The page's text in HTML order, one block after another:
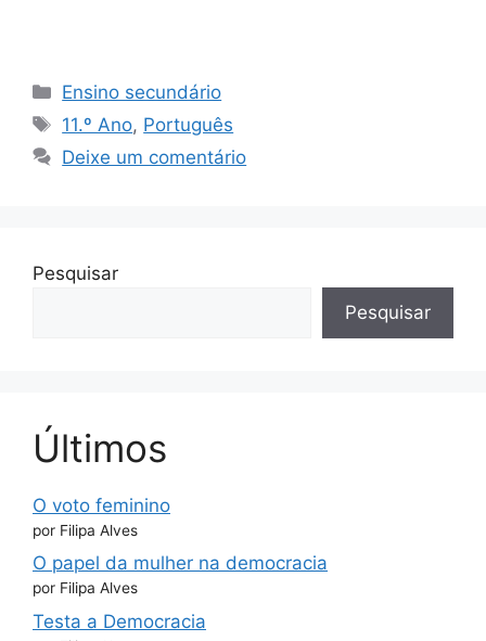
Categorias
Ensino secundário
Etiquetas
11.º Ano, Português
Deixe um comentário
Pesquisar
Pesquisar
Últimos
O voto feminino
por Filipa Alves
O papel da mulher na democracia
por Filipa Alves
Testa a Democracia